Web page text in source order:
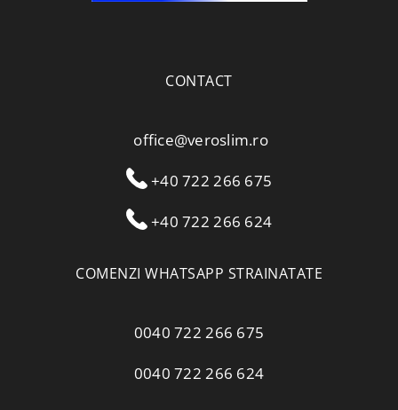
CONTACT
office@veroslim.ro
+40 722 266 675
+40 722 266 624
COMENZI WHATSAPP STRAINATATE
0040 722 266 675
0040 722 266 624